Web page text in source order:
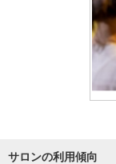
サロンの利用傾向